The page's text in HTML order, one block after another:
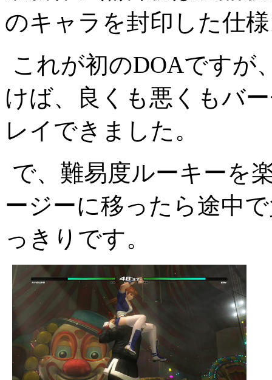
のキャラを封印した仕
これが初のDOAですが
けば、良くも悪くもバ
レイできました。
で、難易度ルーキーを
ージーに移ったら途中
っきりです。